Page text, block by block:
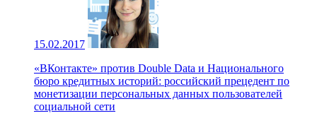
15.02.2017
«ВКонтакте» против Double Data и Национального
бюро кредитных историй: российский прецедент по
монетизации персональных данных пользователей
социальной сети